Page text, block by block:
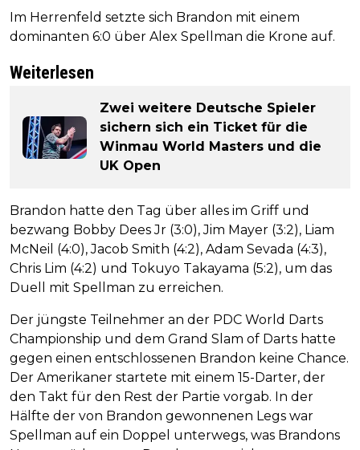
Im Herrenfeld setzte sich Brandon mit einem
dominanten 6:0 über Alex Spellman die Krone auf.
Weiterlesen
Zwei weitere Deutsche Spieler
sichern sich ein Ticket für die
Winmau World Masters und die
UK Open
Brandon hatte den Tag über alles im Griff und
bezwang Bobby Dees Jr (3:0), Jim Mayer (3:2), Liam
McNeil (4:0), Jacob Smith (4:2), Adam Sevada (4:3),
Chris Lim (4:2) und Tokuyo Takayama (5:2), um das
Duell mit Spellman zu erreichen.
Der jüngste Teilnehmer an der PDC World Darts
Championship und dem Grand Slam of Darts hatte
gegen einen entschlossenen Brandon keine Chance.
Der Amerikaner startete mit einem 15-Darter, der
den Takt für den Rest der Partie vorgab. In der
Hälfte der von Brandon gewonnenen Legs war
Spellman auf ein Doppel unterwegs, was Brandons